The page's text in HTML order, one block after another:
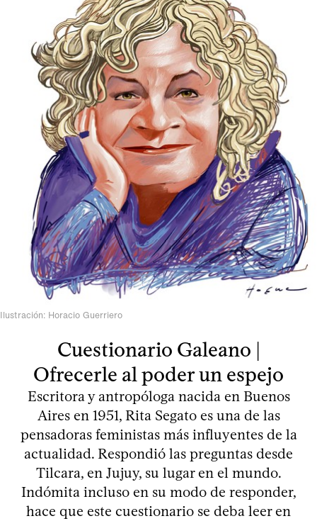
Ilustración: Horacio Guerriero
Cuestionario Galeano |
Ofrecerle al poder un espejo
Escritora y antropóloga nacida en Buenos
Aires en 1951, Rita Segato es una de las
pensadoras feministas más influyentes de la
actualidad. Respondió las preguntas desde
Tilcara, en Jujuy, su lugar en el mundo.
Indómita incluso en su modo de responder,
hace que este cuestionario se deba leer en